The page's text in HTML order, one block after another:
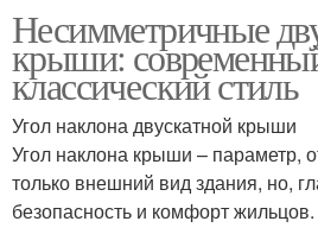
Несимметричные
крыши:
классический стиль
Угол наклона двускатной крыши
Угол наклона крыши – параметр,
только внешний вид здания, но,
безопасность и комфорт